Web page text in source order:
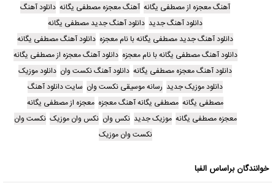
آهنگ معجزه از مصطفی یگانه آهنگ معجزه مصطفی یگانه دانلود آهنگ
دانلود آهنگ جدید دانلود آهنگ جدید مصطفی یگانه
دانلود آهنگ جدید مصطفی یگانه با نام معجزه دانلود آهنگ مصطفی یگانه
دانلود آهنگ مصطفی یگانه با نام معجزه دانلود آهنگ معجزه از مصطفی یگانه
دانلود آهنگ معجزه مصطفی یگانه دانلود آهنگ نکست وان دانلود موزیک
دانلود موزیک جدید رسانه موسیقی نکست وان سایت دانلود آهنگ
مصطفی یگانه مصطفی یگانه آهنگ معجزه معجزه از مصطفی یگانه
معجزه مصطفی یگانه موزیک جدید نکس وان نکس وان موزیک نکست وان
نکست وان موزیک
خوانندگان براساس الفبا